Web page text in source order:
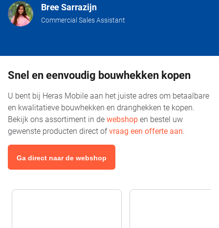
Bree Sarrazijn
Commercial Sales Assistant
Snel en eenvoudig bouwhekken kopen
U bent bij Heras Mobile aan het juiste adres om betaalbare
en kwalitatieve bouwhekken en dranghekken te kopen.
Bekijk ons assortiment in dewebshopen bestel uw
gewenste producten direct ofvraag een offerte aan.
Ga direct naar de webshop